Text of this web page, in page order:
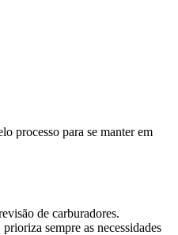
processo para se manter em
de carburadores.
sempre as necessidades